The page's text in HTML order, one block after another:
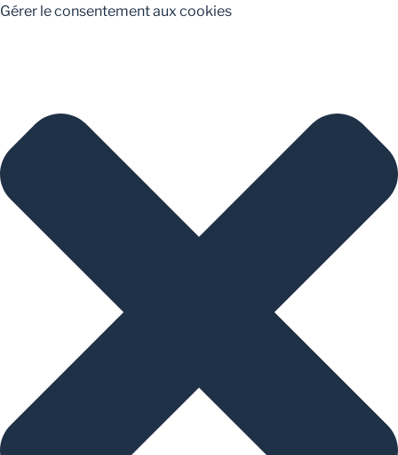
Gérer le consentement aux cookies